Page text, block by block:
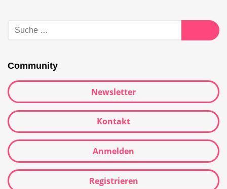
nach:
Suche
Community
Newsletter
Kontakt
Anmelden
Registrieren